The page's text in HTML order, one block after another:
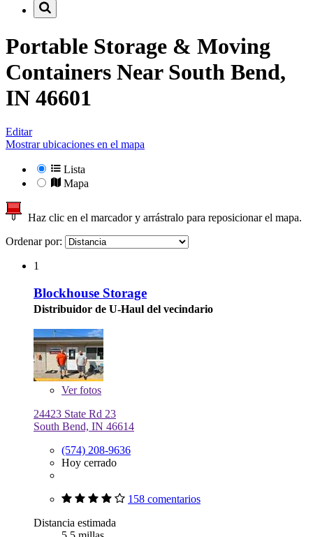
Portable Storage & Moving
Containers Near South Bend,
IN 46601
Editar
Mostrar ubicaciones en el mapa
Lista
Mapa
Haz clic en el marcador y arrástralo para reposicionar el mapa.
Ordenar por:
1
Blockhouse Storage
Distribuidor de U-Haul del vecindario
Verfotos
24423 State Rd 23
South Bend, IN 46614
(574) 208-9636
Hoy cerrado
158 comentarios
Distancia estimada